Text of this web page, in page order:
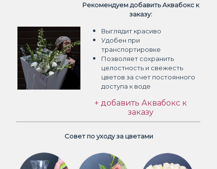
Рекомендуем добавить Аквабокс к
заказу:
Выглядит красиво
Удобен при
транспортировке
Позволяет сохранить
целостность и свежесть
цветов за счет постоянного
доступа к воде
+ добавить Аквабокс к
заказу
Совет по уходу за цветами